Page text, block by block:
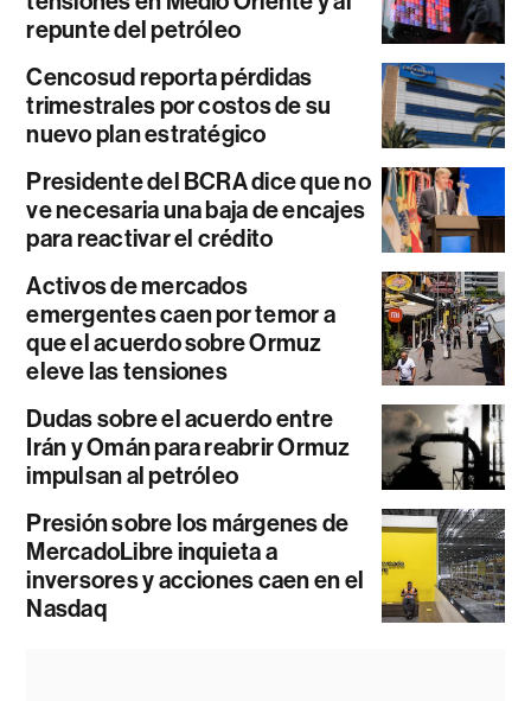
repunte del petróleo
Cencosud reporta pérdidas
trimestrales por costos de su
nuevo plan estratégico
Presidente del BCRA dice que no
ve necesaria una baja de encajes
para reactivar el crédito
Activos de mercados
emergentes caen por temor a
que el acuerdo sobre Ormuz
eleve las tensiones
Dudas sobre el acuerdo entre
Irán y Omán para reabrir Ormuz
impulsan al petróleo
Presión sobre los márgenes de
MercadoLibre inquieta a
inversores y acciones caen en el
Nasdaq